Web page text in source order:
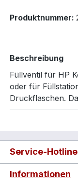
Produktnummer:
Beschreibung
Füllventil für HP
oder für
Druckflaschen.
Service-Hotline
Informationen